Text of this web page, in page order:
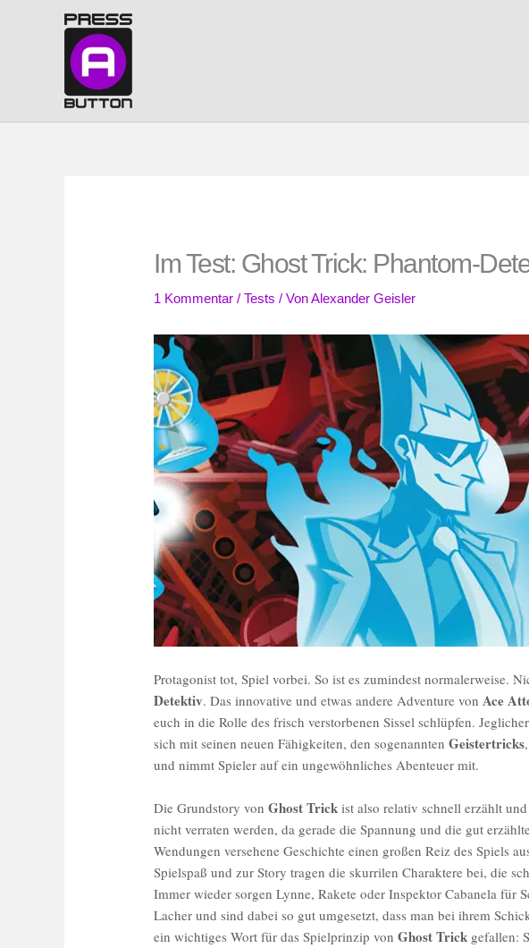
Im Test: Ghost Trick: Phantom-
1 Kommentar /Tests / VonAlexander Geisler
Protagonist tot, Spiel vorbei. So ist es zumindest normalerweise.
Detektiv. Das innovative und etwas andere Adventure vonAce
euch in die Rolle des frisch verstorbenen Sissel schlüpfen.
sich mit seinen neuen Fähigkeiten, den sogenanntenGeistertricks
und nimmt Spieler auf ein ungewöhnliches Abenteuer mit.
Die Grundstory vonGhost Trick ist also relativ schnell erzählt
nicht verraten werden, da gerade die Spannung und die gut
Wendungen versehene Geschichte einen großen Reiz des Spiels
Spielspaß und zur Story tragen die skurrilen Charaktere bei, die
Immer wieder sorgen Lynne, Rakete oder Inspektor Cabanela für
Lacher und sind dabei so gut umgesetzt, dass man bei ihrem
ein wichtiges Wort für das Spielprinzip vonGhost Trick gefallen: